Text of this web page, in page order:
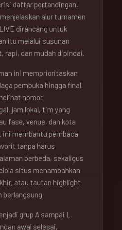
daftar pertandingan,
alur turnamen
dirancang untuk
itu melalui susunan
rapi, dan mudah dipindai.
ini memprioritaskan
pembuka hingga final.
nomor
jam lokal, tim yang
fase, venue, dan kota
ini membantu pembaca
tanpa harus
berbeda, sekaligus
situs menambahkan
atau tautan highlight
berlangsung.
grup A sampai L.
awal selesai,